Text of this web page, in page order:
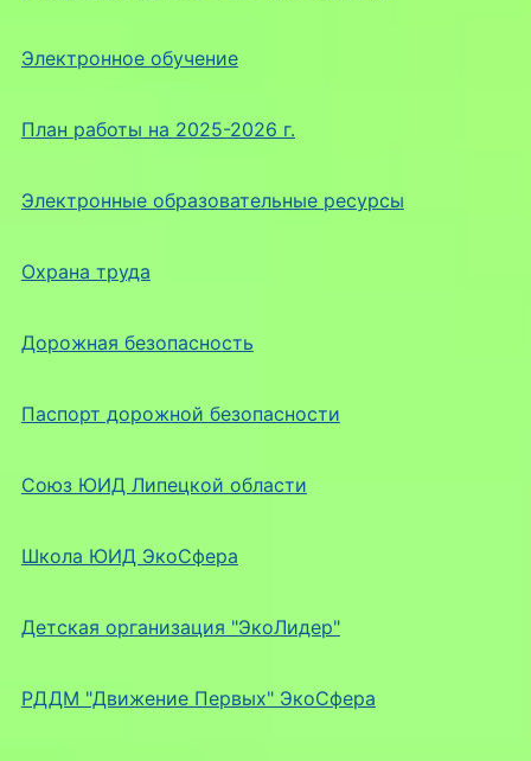
Электронное обучение
План работы на 2025-2026 г.
Электронные образовательные ресурсы
Охрана труда
Дорожная безопасность
Паспорт дорожной безопасности
Союз ЮИД Липецкой области
Школа ЮИД ЭкоСфера
Детская организация "ЭкоЛидер"
РДДМ "Движение Первых" ЭкоСфера